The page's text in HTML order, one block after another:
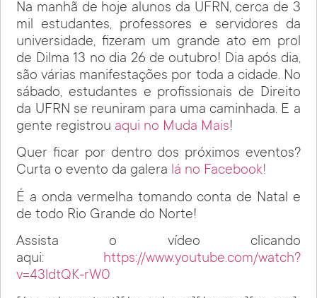
Na manhã de hoje alunos da UFRN, cerca de 3
mil estudantes, professores e servidores da
universidade, fizeram um grande ato em prol
de Dilma 13 no dia 26 de outubro! Dia após dia,
são várias manifestações por toda a cidade. No
sábado, estudantes e profissionais de Direito
da UFRN se reuniram para uma caminhada. E a
gente registrou aqui no Muda Mais!
Quer ficar por dentro dos próximos eventos?
Curta o evento da galera lá no Facebook!
É a onda vermelha tomando conta de Natal e
de todo Rio Grande do Norte!
Assista o vídeo clicando
aqui: https://www.youtube.com/watch?
v=43ldtQK-rW0